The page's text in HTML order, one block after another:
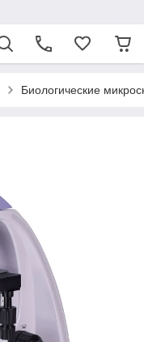
Биологические